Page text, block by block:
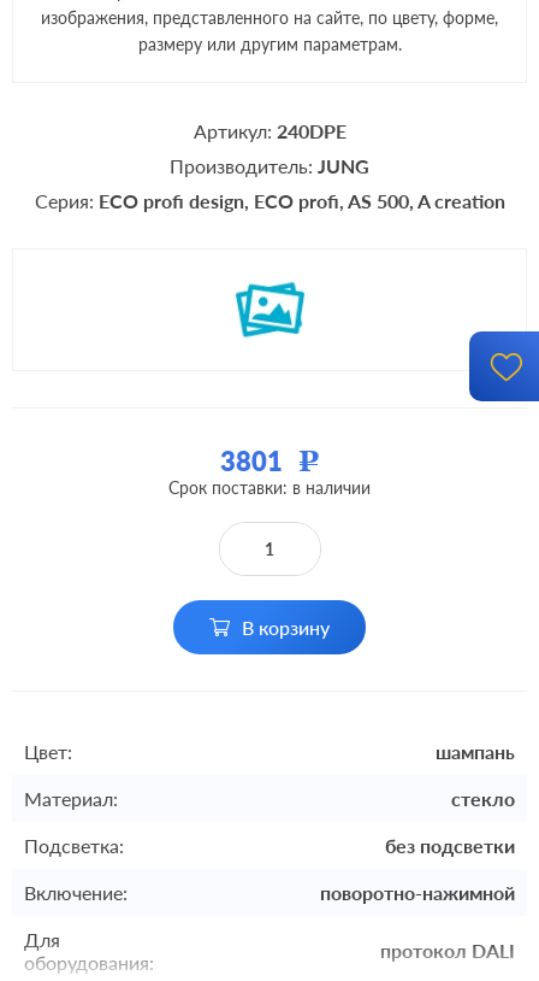
изображения, представленного на сайте, по цвету, форме,
размеру или другим параметрам.
Артикул: 240DPE
Производитель: JUNG
Серия: ECO profi design ECO profi AS 500 A creation
3801 Р
Срок поставки: в наличии
В корзину
Цвет: шампань
Материал: стекло
Подсветка: без подсветки
Включение: поворотно-нажимной
Для
оборудования:
протокол DALI